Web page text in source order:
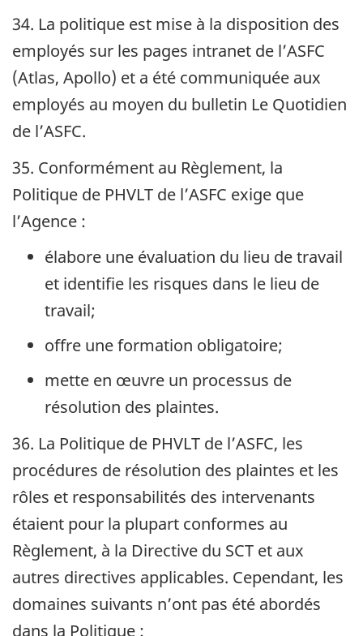
34. La politique est mise à la disposition des
employés sur les pages intranet de l’ASFC
(Atlas, Apollo) et a été communiquée aux
employés au moyen du bulletin Le Quotidien
de l’ASFC.
35. Conformément au Règlement, la
Politique de PHVLT de l’ASFC exige que
l’Agence :
élabore une évaluation du lieu de travail
et identifie les risques dans le lieu de
travail;
offre une formation obligatoire;
mette en œuvre un processus de
résolution des plaintes.
36. La Politique de PHVLT de l’ASFC, les
procédures de résolution des plaintes et les
rôles et responsabilités des intervenants
étaient pour la plupart conformes au
Règlement, à la Directive du SCT et aux
autres directives applicables. Cependant, les
domaines suivants n’ont pas été abordés
dans la Politique :